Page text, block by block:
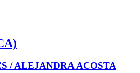
/ ALEJANDRA ACOSTA